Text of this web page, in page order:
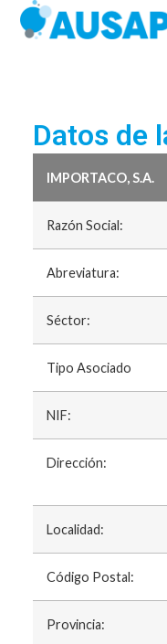
Datos de
IMPORTACO, S.A.
Razón Social:
Abreviatura:
Séctor:
Tipo Asociado
NIF:
Dirección:
Localidad:
Código Postal:
Provincia: